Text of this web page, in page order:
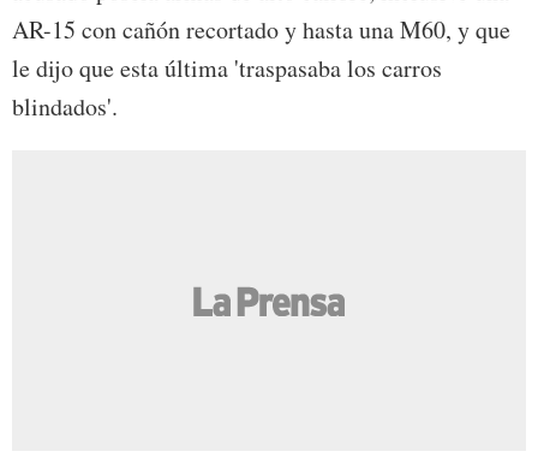
AR-15 con cañón recortado y hasta una M60, y que
le dijo que esta última 'traspasaba los carros
blindados'.